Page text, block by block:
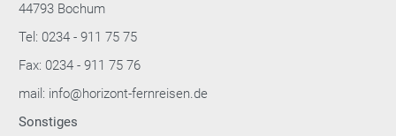
44793 Bochum
Tel: 0234 - 911 75 75
Fax: 0234 - 911 75 76
mail: info@horizont-fernreisen.de
Sonstiges